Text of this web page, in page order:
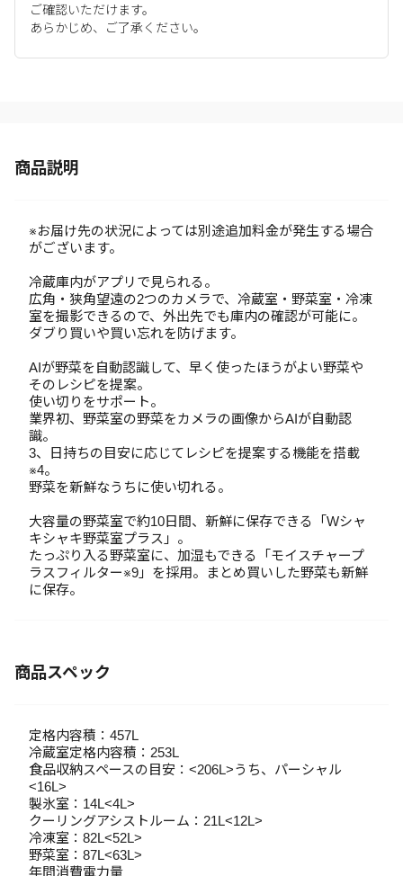
ご確認いただけます。
あらかじめ、ご了承ください。
商品説明
※お届け先の状況によっては別途追加料金が発生する場合
がございます。
冷蔵庫内がアプリで見られる。
広角・狭角望遠の2つのカメラで、冷蔵室・野菜室・冷凍
室を撮影できるので、外出先でも庫内の確認が可能に。
ダブり買いや買い忘れを防げます。
AIが野菜を自動認識して、早く使ったほうがよい野菜や
そのレシピを提案。
使い切りをサポート。
業界初、野菜室の野菜をカメラの画像からAIが自動認
識。
3、日持ちの目安に応じてレシピを提案する機能を搭載
※4。
野菜を新鮮なうちに使い切れる。
大容量の野菜室で約10日間、新鮮に保存できる「Wシャ
キシャキ野菜室プラス」。
たっぷり入る野菜室に、加湿もできる「モイスチャープ
ラスフィルター※9」を採用。まとめ買いした野菜も新鮮
に保存。
商品スペック
定格内容積：457L
冷蔵室定格内容積：253L
食品収納スペースの目安：<206L>うち、パーシャル
<16L>
製氷室：14L<4L>
クーリングアシストルーム：21L<12L>
冷凍室：82L<52L>
野菜室：87L<63L>
年間消費電力量